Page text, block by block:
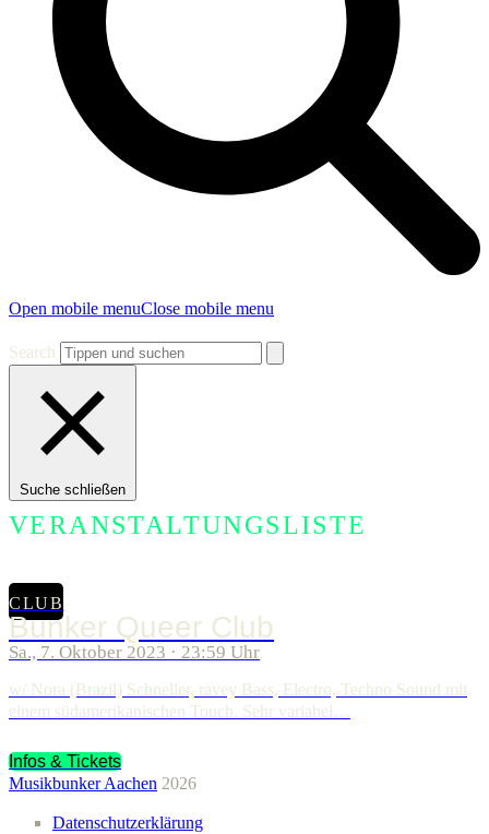
Open mobile menuClose mobile menu
Search
Suche schließen
VERANSTALTUNGSLISTE
CLUB
Bunker Queer Club
Sa., 7. Oktober 2023 · 23:59 Uhr
w/ Nora (Brazil) Schneller, ravey Bass, Electro, Techno Sound mit
einem südamerikanischen Touch. Sehr variabel…
Infos & Tickets
Musikbunker Aachen 2026
Datenschutzerklärung